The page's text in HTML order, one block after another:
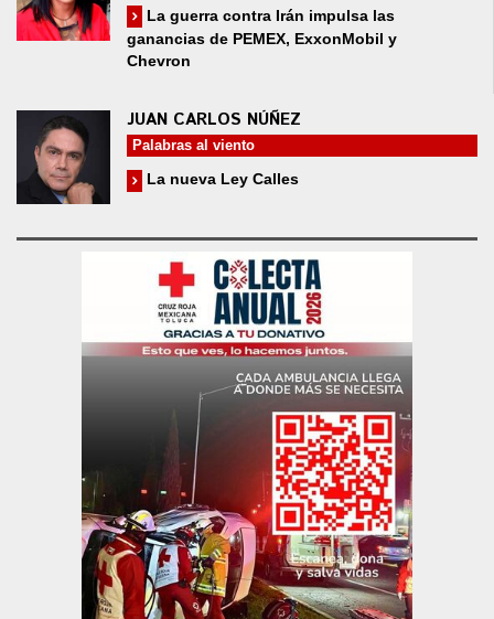
La guerra contra Irán impulsa las
ganancias de PEMEX, ExxonMobil y
Chevron
JUAN CARLOS NÚÑEZ
Palabras al viento
La nueva Ley Calles